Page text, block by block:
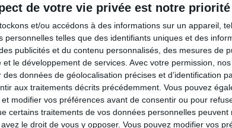
de votre vie privée est notre priorité
et/ou accédons à des informations sur un appareil,
personnelles telles que des identifiants uniques et des
publicités et du contenu personnalisés, des mesures de
le développement de services. Avec votre permission,
données de géolocalisation précises et d’identification
aux traitements décrits précédemment. Vous pouvez
modifier vos préférences avant de consentir ou pour
certains traitements de vos données personnelles peuvent
le droit de vous y opposer. Vous pouvez modifier vos
kg : ma méthode
Et après la perte de poids ?
Je fais comment ?